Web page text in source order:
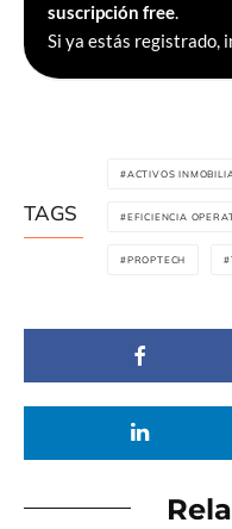
suscripción free.
Si ya estás registrado,
TAGS
ACTIVOS
EFICIENCIA
PROPTECH